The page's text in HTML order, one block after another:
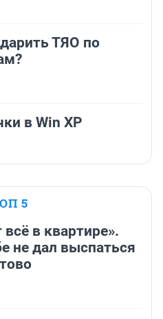
ТЯО по
в Win XP
5
в квартире».
не дал выспаться